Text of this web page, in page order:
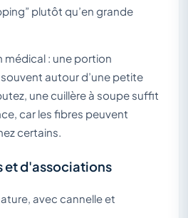
plutôt qu’en grande
médical : une portion
autour d’une petite
une cuillère à soupe suffit
car les fibres peuvent
certains.
et d'associations
avec cannelle et